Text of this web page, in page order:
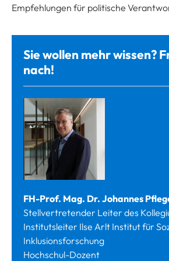
Empfehlungen für politische
Sie wollen mehr wissen?
nach!
FH-Prof. Mag. Dr. Johannes
Stellvertretender Leiter des
Institutsleiter Ilse Arlt Institut für
Inklusionsforschung
Hochschul-Dozent